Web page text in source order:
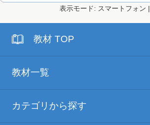
表示モード: スマートフォン |
教材 TOP
教材一覧
カテゴリから探す